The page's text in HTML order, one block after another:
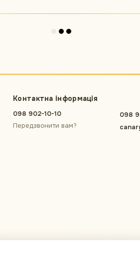
Контактна інформація
098 902-10-10
Передзвонити вам?
098